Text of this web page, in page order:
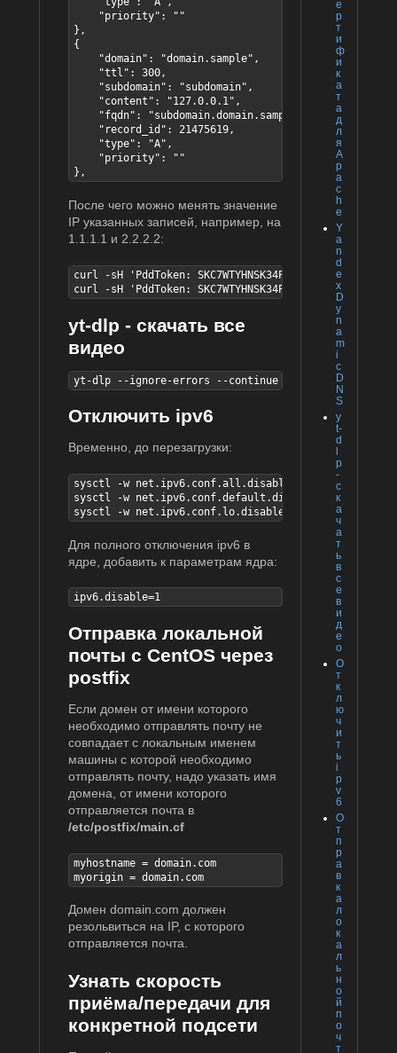
е
р
т
и
ф
и
к
а
т
а
д
л
я
A
p
a
c
h
e
Y
a
n
d
e
x
D
y
n
a
m
i
c
D
N
S
y
t-
d
p
-
с
к
а
ч
а
т
ь
в
с
е
в
и
д
е
о
О
т
к
л
ю
ч
и
т
ь
i
p
v
6
О
т
п
р
а
в
к
а
л
о
к
а
л
ь
н
о
й
п
о
ч
т
    "priority": ""
},
{
    "domain": "domain.sample",
    "ttl": 300,
    "subdomain": "subdomain",
    "content": "127.0.0.1",
    "fqdn": "subdomain.domain.sample",
    "record_id": 21475619,
    "type": "A",
    "priority": ""
},
После чего можно менять значение
IP указанных записей, например, на
1.1.1.1 и 2.2.2.2:
curl -sH 'PddToken:
curl -sH 'PddToken:
yt-dlp - скачать все
видео
yt-dlp --ignore-errors --continue --no-overwrites
Отключить ipv6
Временно, до перезагрузки:
sysctl -w net.ipv6.conf.all.disable_ipv6=1
sysctl -w net.ipv6.conf.default.disable_ipv6=1
sysctl -w net.ipv6.conf.lo.disable_ipv6=1
Для полного отключения ipv6 в
ядре, добавить к параметрам ядра:
ipv6.disable=1
Отправка локальной
почты с CentOS через
postfix
Если домен от имени которого
необходимо отправлять почту не
совпадает с локальным именем
машины с которой необходимо
отправлять почту, надо указать имя
домена, от имени которого
отправляется почта в
/etc/postfix/main.cf
myhostname = domain.com
myorigin = domain.com
Домен domain.com должен
резольвиться на IP, с которого
отправляется почта.
Узнать скорость
приёма/передачи для
конкретной подсети